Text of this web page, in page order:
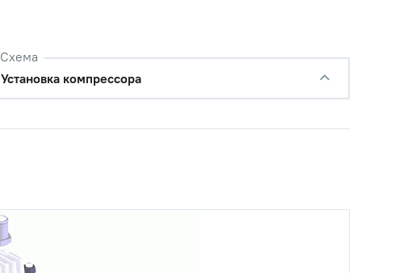
Схема
Установка компрессора
Цена с НДС
1 940 руб.